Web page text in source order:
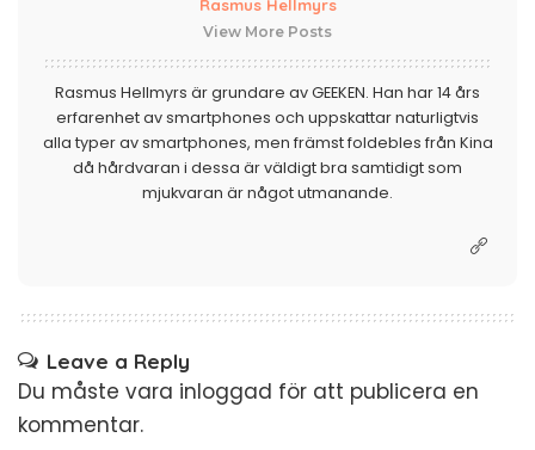
Rasmus Hellmyrs
View More Posts
Rasmus Hellmyrs är grundare av GEEKEN. Han har 14 års
erfarenhet av smartphones och uppskattar naturligtvis
alla typer av smartphones, men främst foldebles från Kina
då hårdvaran i dessa är väldigt bra samtidigt som
mjukvaran är något utmanande.
Leave a Reply
Du måste vara inloggad för att publicera en
kommentar.